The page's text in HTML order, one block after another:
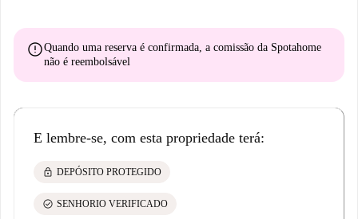
errorQuando uma reserva é confirmada, a comissão da Spotahome
não é reembolsável
E lembre-se, com esta propriedade terá:
lock DEPÓSITO PROTEGIDO
check_circle SENHORIO VERIFICADO